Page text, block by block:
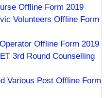
Offline Form 2019
Volunteers Offline Form
Offline Form 2019
3rd Round Counselling
Various Post Offline Form